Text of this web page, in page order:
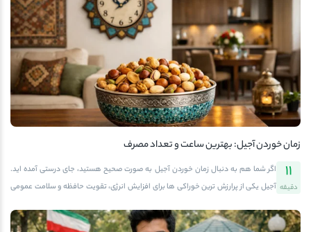
میان، آجیل ها جایگاه ویژه ای دارند. ترکیب منحصربه فردی از چربی های سالم، پروتئین و
فیبر باعث می شود این خوراکی های کوچک تأثیر زیادی بر انرژی و عملکرد بدن داشته
باشند. فروشگاه آفتابگرم با ارائه انواع آجیل تازه، خام و بدون افزودنی، به شما کمک می
کند تا بهترین انتخاب را برای رژیم کتوژنیک خود داشته باشید و با خیال راحت از […]
زمان خوردن آجیل: بهترین ساعت و تعداد مصرف
11
دقیقه
اگر شما هم به دنبال زمان خوردن آجیل به صورت صحیح هستید، جای درستی آمده اید.
آجیل یکی از پرارزش ترین خوراکی ها برای افزایش انرژی، تقویت حافظه و سلامت عمومی
باشد. در این مقاله جامع، قدم به قدم با بهترین ساعت ها، میزان مصرف، نکات تخصصی